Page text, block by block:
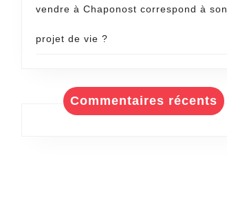
vendre à Chaponost correspond à son
projet de vie ?
Commentaires récents